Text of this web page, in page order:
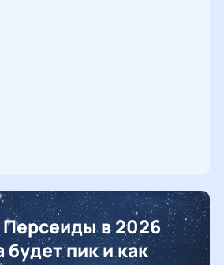
в 2026
будет пик и как